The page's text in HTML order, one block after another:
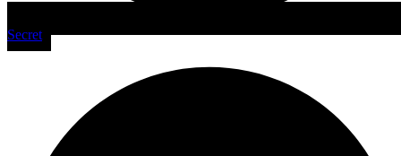
Secret